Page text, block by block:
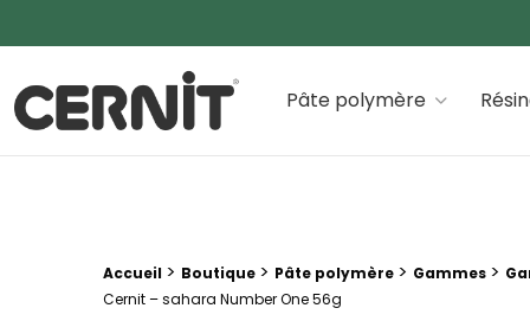
Cernit Une qualité haut de gamme pour des créations
Pâte polymère
Fil d'Ariane :
Accueil > Boutique > Pâte polymère > Gammes >
Cernit – sahara Number One 56g